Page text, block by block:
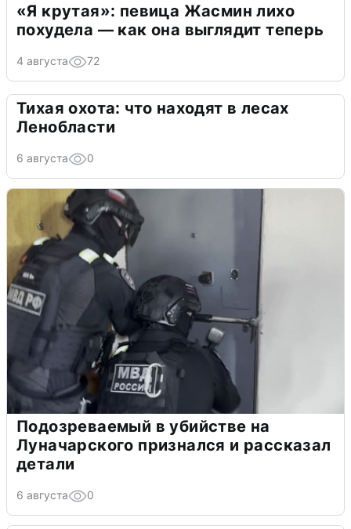
«Я крутая»: певица Жасмин лихо
похудела — как она выглядит теперь
4 августа 72
Тихая охота: что находят в лесах
Ленобласти
6 августа 0
Подозреваемый в убийстве на
Луначарского признался и рассказал
детали
6 августа 0